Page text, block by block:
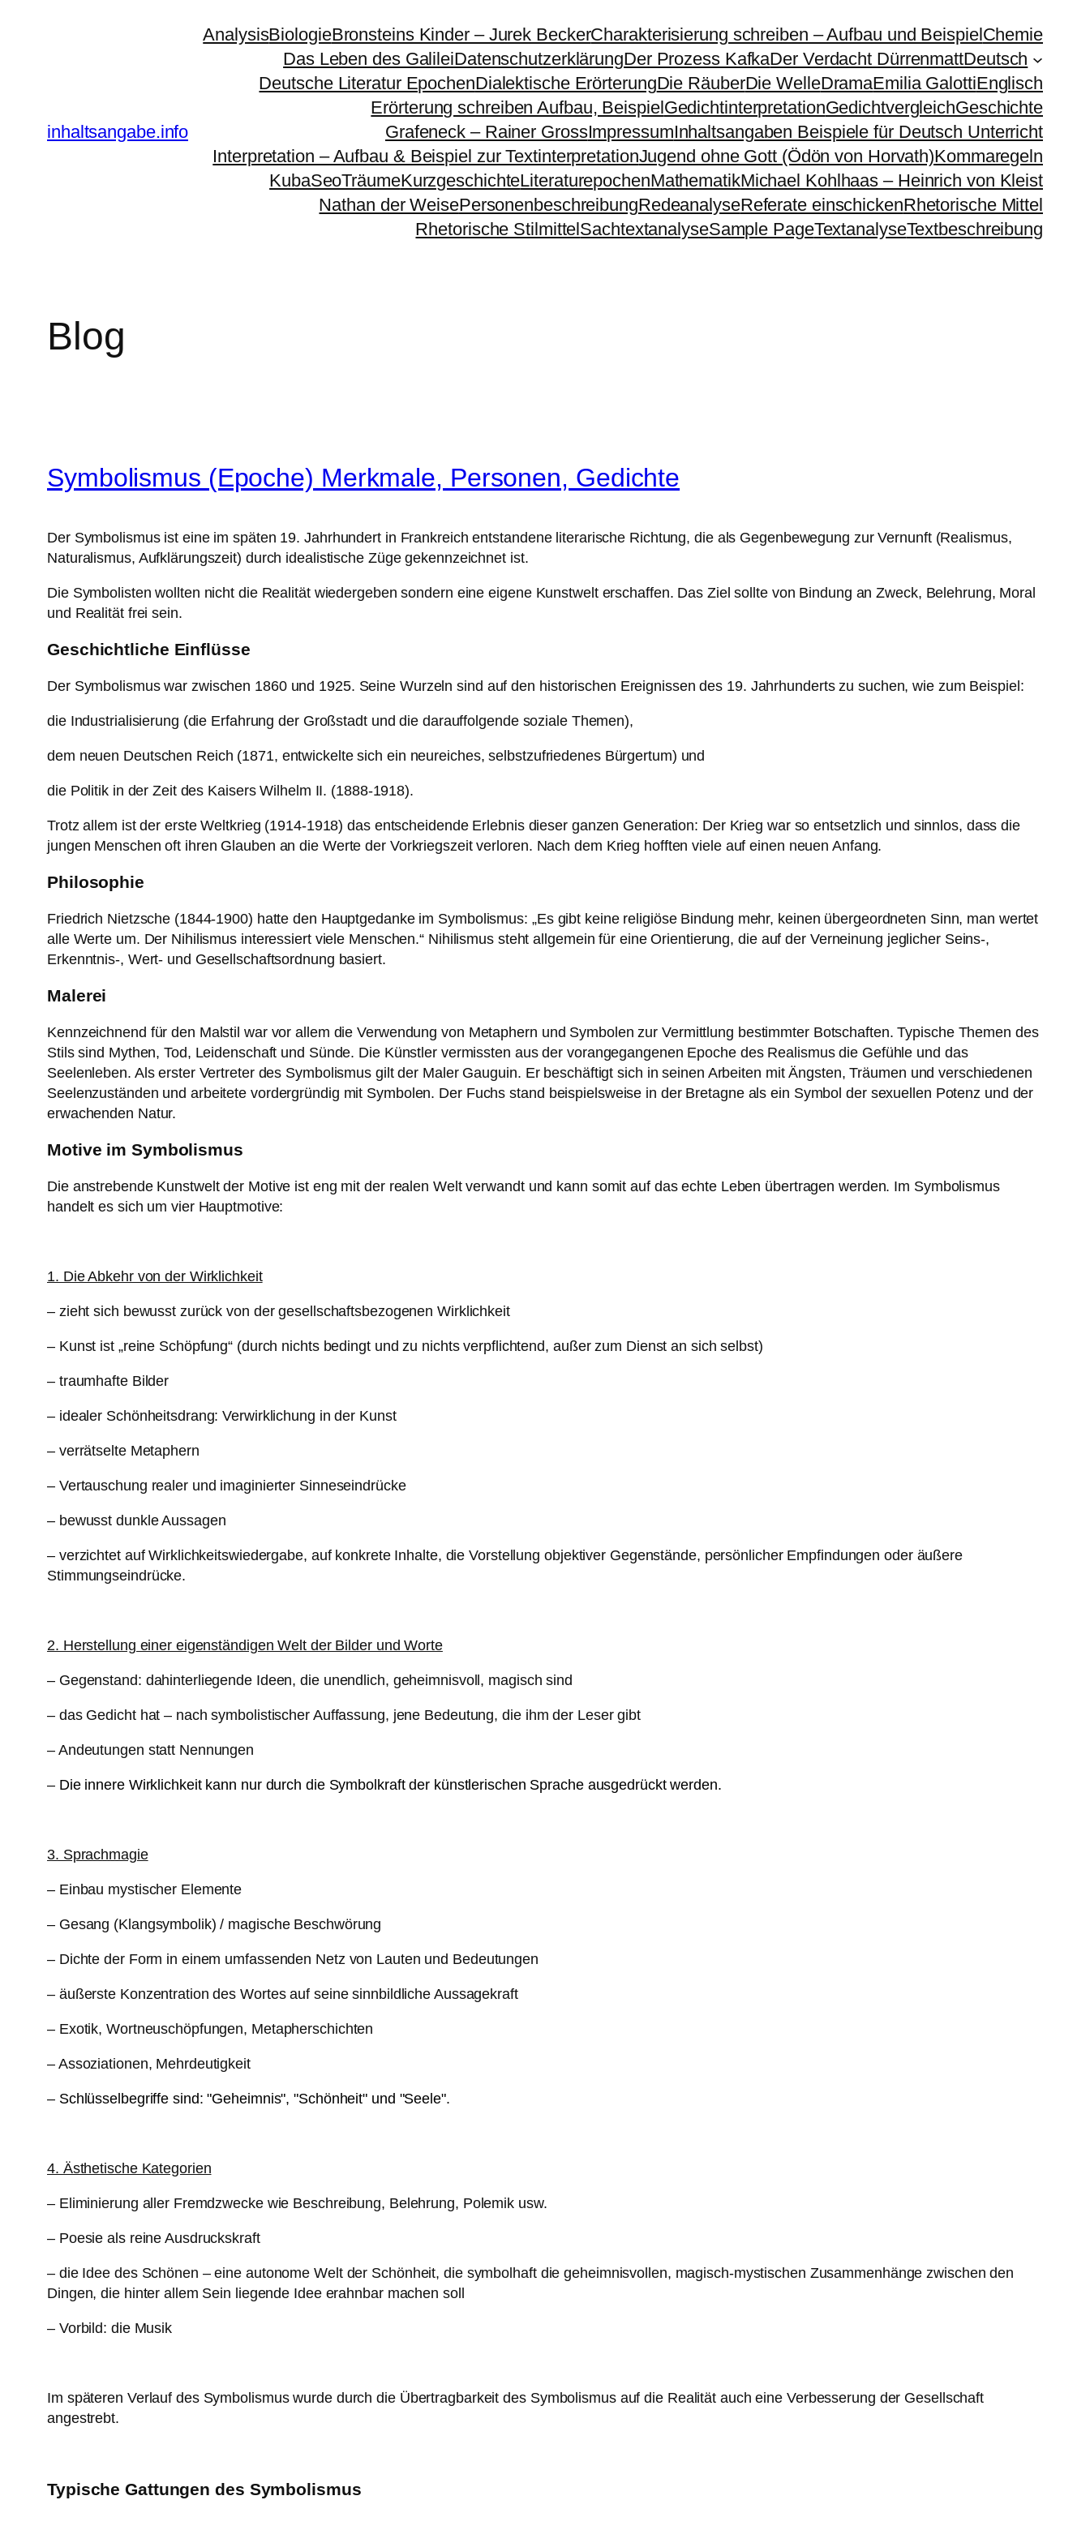
inhaltsangabe.info
AnalysisBiologieBronsteins Kinder – Jurek BeckerCharakterisierung schreiben – Aufbau und BeispielChemie
Das Leben des GalileiDatenschutzerklärungDer Prozess KafkaDer Verdacht DürrenmattDeutsch
Deutsche Literatur EpochenDialektische ErörterungDie RäuberDie WelleDramaEmilia GalottiEnglisch
Erörterung schreiben Aufbau, BeispielGedichtinterpretationGedichtvergleichGeschichte
Grafeneck – Rainer GrossImpressumInhaltsangaben Beispiele für Deutsch Unterricht
Interpretation – Aufbau & Beispiel zur TextinterpretationJugend ohne Gott (Ödön von Horvath)Kommaregeln
KubaSeoTräumeKurzgeschichteLiteraturepochenMathematikMichael Kohlhaas – Heinrich von Kleist
Nathan der WeisePersonenbeschreibungRedeanalyseReferate einschickenRhetorische Mittel
Rhetorische StilmittelSachtextanalyseSample PageTextanalyseTextbeschreibung
Blog
Symbolismus (Epoche) Merkmale, Personen, Gedichte
Der Symbolismus ist eine im späten 19. Jahrhundert in Frankreich entstandene literarische Richtung, die als Gegenbewegung zur Vernunft (Realismus,
Naturalismus, Aufklärungszeit) durch idealistische Züge gekennzeichnet ist.
Die Symbolisten wollten nicht die Realität wiedergeben sondern eine eigene Kunstwelt erschaffen. Das Ziel sollte von Bindung an Zweck, Belehrung, Moral
und Realität frei sein.
Geschichtliche Einflüsse
Der Symbolismus war zwischen 1860 und 1925. Seine Wurzeln sind auf den historischen Ereignissen des 19. Jahrhunderts zu suchen, wie zum Beispiel:
die Industrialisierung (die Erfahrung der Großstadt und die darauffolgende soziale Themen),
dem neuen Deutschen Reich (1871, entwickelte sich ein neureiches, selbstzufriedenes Bürgertum) und
die Politik in der Zeit des Kaisers Wilhelm II. (1888-1918).
Trotz allem ist der erste Weltkrieg (1914-1918) das entscheidende Erlebnis dieser ganzen Generation: Der Krieg war so entsetzlich und sinnlos, dass die
jungen Menschen oft ihren Glauben an die Werte der Vorkriegszeit verloren. Nach dem Krieg hofften viele auf einen neuen Anfang.
Philosophie
Friedrich Nietzsche (1844-1900) hatte den Hauptgedanke im Symbolismus: „Es gibt keine religiöse Bindung mehr, keinen übergeordneten Sinn, man wertet
alle Werte um. Der Nihilismus interessiert viele Menschen.“ Nihilismus steht allgemein für eine Orientierung, die auf der Verneinung jeglicher Seins-,
Erkenntnis-, Wert- und Gesellschaftsordnung basiert.
Malerei
Kennzeichnend für den Malstil war vor allem die Verwendung von Metaphern und Symbolen zur Vermittlung bestimmter Botschaften. Typische Themen des
Stils sind Mythen, Tod, Leidenschaft und Sünde. Die Künstler vermissten aus der vorangegangenen Epoche des Realismus die Gefühle und das
Seelenleben. Als erster Vertreter des Symbolismus gilt der Maler Gauguin. Er beschäftigt sich in seinen Arbeiten mit Ängsten, Träumen und verschiedenen
Seelenzuständen und arbeitete vordergründig mit Symbolen. Der Fuchs stand beispielsweise in der Bretagne als ein Symbol der sexuellen Potenz und der
erwachenden Natur.
Motive im Symbolismus
Die anstrebende Kunstwelt der Motive ist eng mit der realen Welt verwandt und kann somit auf das echte Leben übertragen werden. Im Symbolismus
handelt es sich um vier Hauptmotive:
1. Die Abkehr von der Wirklichkeit
– zieht sich bewusst zurück von der gesellschaftsbezogenen Wirklichkeit
– Kunst ist „reine Schöpfung“ (durch nichts bedingt und zu nichts verpflichtend, außer zum Dienst an sich selbst)
– traumhafte Bilder
– idealer Schönheitsdrang: Verwirklichung in der Kunst
– verrätselte Metaphern
– Vertauschung realer und imaginierter Sinneseindrücke
– bewusst dunkle Aussagen
– verzichtet auf Wirklichkeitswiedergabe, auf konkrete Inhalte, die Vorstellung objektiver Gegenstände, persönlicher Empfindungen oder äußere
Stimmungseindrücke.
2. Herstellung einer eigenständigen Welt der Bilder und Worte
– Gegenstand: dahinterliegende Ideen, die unendlich, geheimnisvoll, magisch sind
– das Gedicht hat – nach symbolistischer Auffassung, jene Bedeutung, die ihm der Leser gibt
– Andeutungen statt Nennungen
– Die innere Wirklichkeit kann nur durch die Symbolkraft der künstlerischen Sprache ausgedrückt werden.
3. Sprachmagie
– Einbau mystischer Elemente
– Gesang (Klangsymbolik) / magische Beschwörung
– Dichte der Form in einem umfassenden Netz von Lauten und Bedeutungen
– äußerste Konzentration des Wortes auf seine sinnbildliche Aussagekraft
– Exotik, Wortneuschöpfungen, Metapherschichten
– Assoziationen, Mehrdeutigkeit
– Schlüsselbegriffe sind: "Geheimnis", "Schönheit" und "Seele".
4. Ästhetische Kategorien
– Eliminierung aller Fremdzwecke wie Beschreibung, Belehrung, Polemik usw.
– Poesie als reine Ausdruckskraft
– die Idee des Schönen – eine autonome Welt der Schönheit, die symbolhaft die geheimnisvollen, magisch-mystischen Zusammenhänge zwischen den
Dingen, die hinter allem Sein liegende Idee erahnbar machen soll
– Vorbild: die Musik
Im späteren Verlauf des Symbolismus wurde durch die Übertragbarkeit des Symbolismus auf die Realität auch eine Verbesserung der Gesellschaft
angestrebt.
Typische Gattungen des Symbolismus